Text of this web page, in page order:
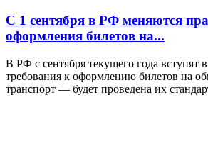
С 1 сентября в РФ меняются
оформления билетов на...
В РФ с сентября текущего года вступят
требования к оформлению билетов на
транспорт — будет проведена их